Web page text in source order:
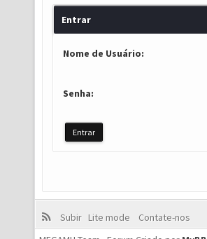
Entrar
Nome de Usuário:
Senha:
Subir Lite mode
Contate-nos